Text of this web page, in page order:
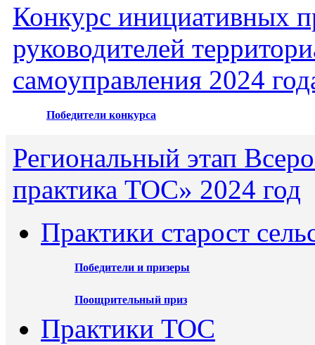
Конкурс инициативных
руководителей
самоуправления 2024
Победители конкурса
Региональный этап
практика ТОС» 2024 год
Практики старост
Победители и призеры
Поощрительный приз
Практики ТОС